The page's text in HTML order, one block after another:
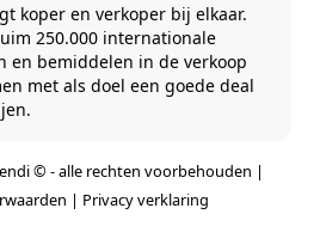
koper en verkoper bij elkaar.
250.000 internationale
en bemiddelen in de verkoop
met als doel een goede deal
© - alle rechten voorbehouden |
| Privacy verklaring